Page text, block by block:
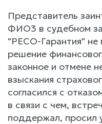
Представитель
ФИО3 в судебном
"РЕСО-Гарантия" не
решение
законное и отмене
взыскания
согласился с
в связи с чем,
поддержал, просил